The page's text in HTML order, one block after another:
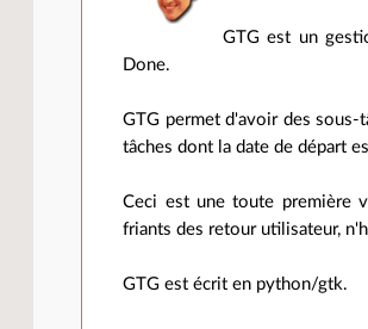
GTG est un
Done.
GTG permet d'avoir des sous-
tâches dont la date de départ
Ceci est une toute première
friants des retour utilisateur,
GTG est écrit en python/gtk.